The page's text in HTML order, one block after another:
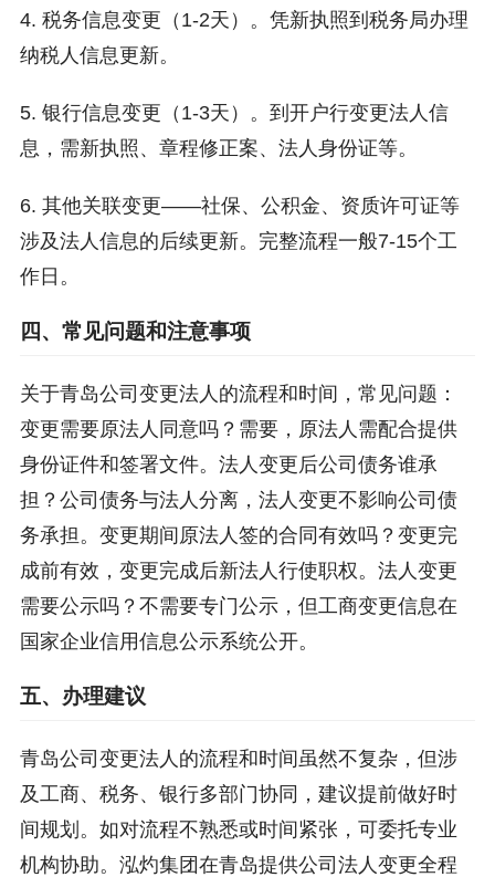
4. 税务信息变更（1-2天）。凭新执照到税务局办理
纳税人信息更新。
5. 银行信息变更（1-3天）。到开户行变更法人信
息，需新执照、章程修正案、法人身份证等。
6. 其他关联变更——社保、公积金、资质许可证等
涉及法人信息的后续更新。完整流程一般7-15个工
作日。
四、常见问题和注意事项
关于青岛公司变更法人的流程和时间，常见问题：
变更需要原法人同意吗？需要，原法人需配合提供
身份证件和签署文件。法人变更后公司债务谁承
担？公司债务与法人分离，法人变更不影响公司债
务承担。变更期间原法人签的合同有效吗？变更完
成前有效，变更完成后新法人行使职权。法人变更
需要公示吗？不需要专门公示，但工商变更信息在
国家企业信用信息公示系统公开。
五、办理建议
青岛公司变更法人的流程和时间虽然不复杂，但涉
及工商、税务、银行多部门协同，建议提前做好时
间规划。如对流程不熟悉或时间紧张，可委托专业
机构协助。泓灼集团在青岛提供公司法人变更全程